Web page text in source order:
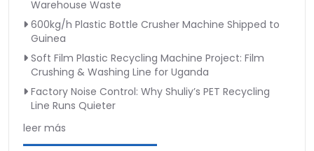
Warehouse Waste
600kg/h Plastic Bottle Crusher Machine Shipped to
Guinea
Soft Film Plastic Recycling Machine Project: Film
Crushing & Washing Line for Uganda
Factory Noise Control: Why Shuliy’s PET Recycling
Line Runs Quieter
leer más